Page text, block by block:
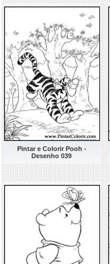
Pintar e Colorir Pooh -
Desenho 039